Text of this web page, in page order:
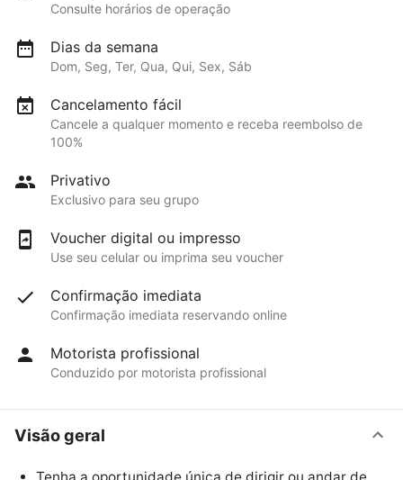
Consulte horários de operação
Dias da semana
Dom, Seg, Ter, Qua, Qui, Sex, Sáb
Cancelamento fácil
Cancele a qualquer momento e receba reembolso de
100%
Privativo
Exclusivo para seu grupo
Voucher digital ou impresso
Use seu celular ou imprima seu voucher
Confirmação imediata
Confirmação imediata reservando online
Motorista profissional
Conduzido por motorista profissional
Visão geral